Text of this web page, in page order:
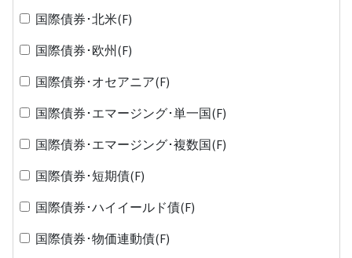
国際債券･北米(F)
国際債券･欧州(F)
国際債券･オセアニア(F)
国際債券･エマージング･単一国(F)
国際債券･エマージング･複数国(F)
国際債券･短期債(F)
国際債券･ハイイールド債(F)
国際債券･物価連動債(F)